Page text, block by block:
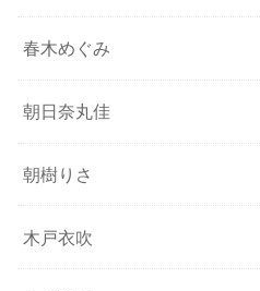
春木めぐみ
朝日奈丸佳
朝樹りさ
木戸衣吹